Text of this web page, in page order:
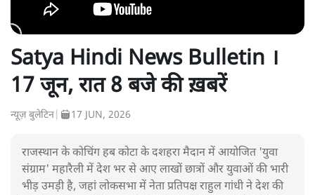
Satya Hindi News Bulletin ।
17 जून, रात 8 बजे की ख़बरें
न्यूज़ बुलेटिन 17 JUN, 2026
राजस्थान के कोचिंग हब कोटा के दशहरा मैदान में आयोजित 'युवा
संग्राम' महारैली में देश भर से आए लाखों छात्रों और युवाओं की भारी
भीड़ उमड़ी है, जहां लोकसभा में नेता प्रतिपक्ष राहुल गांधी ने देश की